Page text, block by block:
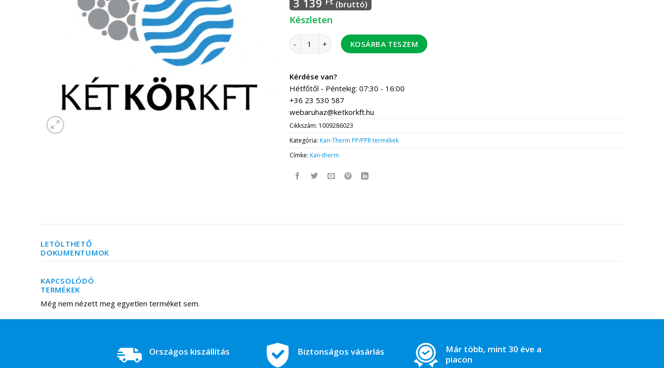
3 139 (bruttó)
Készleten
Kan Therm TH 20-1/2" Falikorong - PPSU MEGSZŰNŐ TERMÉK mennyiség
KOSÁRBA TESZEM
Kérdése van?
Hétfőtől - Péntekig: 07:30 - 16:00
+36 23 530 587
webaruhaz@ketkorkft.hu
Cikkszám: 1009286023
Kategória:Kan-Therm PP/PPR termékek
Címke:Kan-therm
LETÖLTHETŐ
DOKUMENTUMOK
KAPCSOLÓDÓ
TERMÉKEK
Még nem nézett meg egyetlen terméket sem.
Országos kiszállítás Biztonságos vásárlás
Már több, mint 30 éve a
piacon